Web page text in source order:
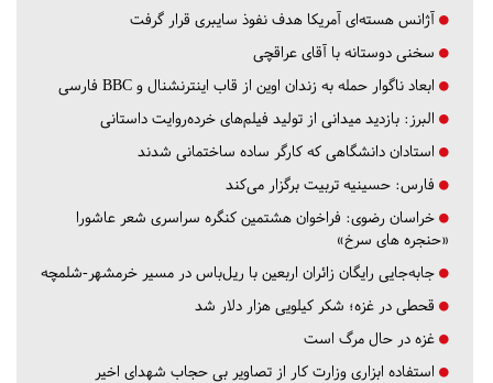
آژانس هسته‌ای آمریکا هدف نفوذ سایبری قرار گرفت
سخنی دوستانه با آقای عراقچی
ابعاد ناگوار حمله به زندان اوین از قاب اینترنشنال و BBC فارسی
البرز: بازدید میدانی از تولید فیلم‌های خرده‌روایت داستانی
استادان دانشگاهی که کارگر ساده ساختمانی شدند
فارس: حسینیه تربیت برگزار می‌کند
خراسان رضوی: فراخوان هشتمین کنگره سراسری شعر عاشورا
«حنجره های سرخ»
جابه‌جایی رایگان زائران اربعین با ریل‌باس در مسیر خرمشهر-شلمچه
قحطی در غزه؛ شکر کیلویی هزار دلار شد
غزه در حال مرگ است
استفاده ابزاری وزارت کار از تصاویر بی حجاب شهدای اخیر